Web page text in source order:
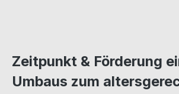
Zeitpunkt & Förderung
Umbaus zum